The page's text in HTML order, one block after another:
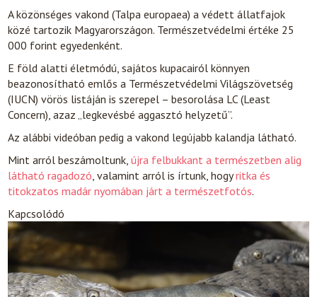
A közönséges vakond (Talpa europaea) a védett állatfajok
közé tartozik Magyarországon. Természetvédelmi értéke 25
000 forint egyedenként.
E föld alatti életmódú, sajátos kupacairól könnyen
beazonosítható emlős a Természetvédelmi Világszövetség
(IUCN) vörös listáján is szerepel – besorolása LC (Least
Concern), azaz „legkevésbé aggasztó helyzetű”.
Az alábbi videóban pedig a vakond legújabb kalandja látható.
Mint arról beszámoltunk,újra felbukkant a természetben alig
látható ragadozó , valamint arról is írtunk, hogyritka és
titokzatos madár nyomában járt a természetfotós.
Kapcsolódó